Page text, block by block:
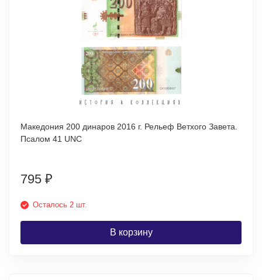
Македония 200 динаров 2016 г. Рельеф Ветхого Завета.
Псалом 41 UNC
795 ₽
Осталось 2 шт.
В корзину